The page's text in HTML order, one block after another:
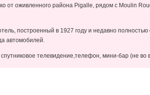
от оживленного района Pigalle, рядом с Moulin
построенный в 1927 году и недавно
автомобилей.
телевидение,телефон, мини-бар (не во